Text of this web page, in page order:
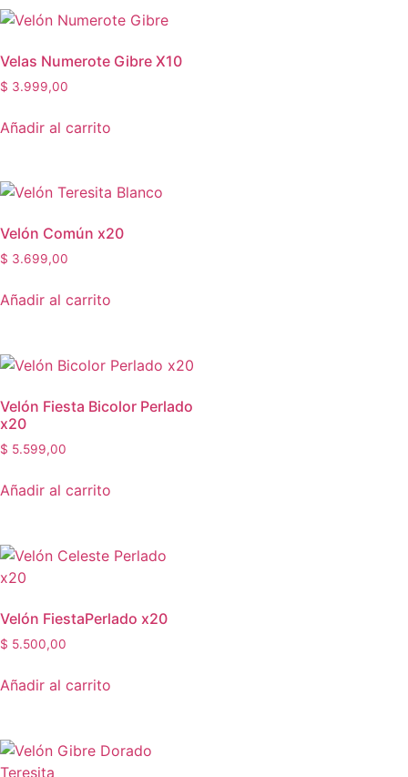
Velas Numerote Gibre X10
$ 3.999,00
Añadir al carrito
Velón Común x20
$ 3.699,00
Añadir al carrito
Velón Fiesta Bicolor Perlado
x20
$ 5.599,00
Añadir al carrito
Velón FiestaPerlado x20
$ 5.500,00
Añadir al carrito